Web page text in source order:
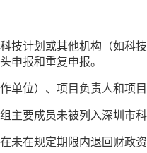
计划或其他机构（如科技
申报和重复申报。
位）、项目负责人和项目
要成员未被列入深圳市科
在规定期限内退回财政资